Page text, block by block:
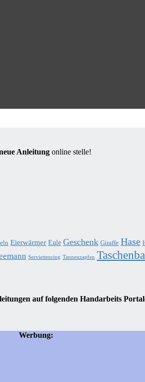
Anleitung online stelle!
Eierwärmer Eule Geschenk Giraffe Hase
Serviettenring Tannenzapfen
auf folgenden Handarbeits
Werbung: